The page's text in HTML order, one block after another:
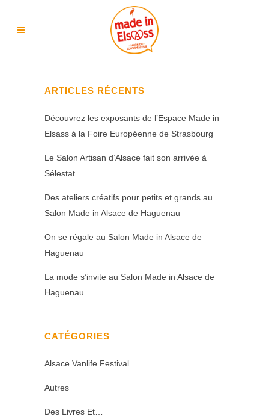
ARTICLES RÉCENTS
Découvrez les exposants de l’Espace Made in
Elsass à la Foire Européenne de Strasbourg
Le Salon Artisan d’Alsace fait son arrivée à
Sélestat
Des ateliers créatifs pour petits et grands au
Salon Made in Alsace de Haguenau
On se régale au Salon Made in Alsace de
Haguenau
La mode s’invite au Salon Made in Alsace de
Haguenau
CATÉGORIES
Alsace Vanlife Festival
Autres
Des Livres Et…